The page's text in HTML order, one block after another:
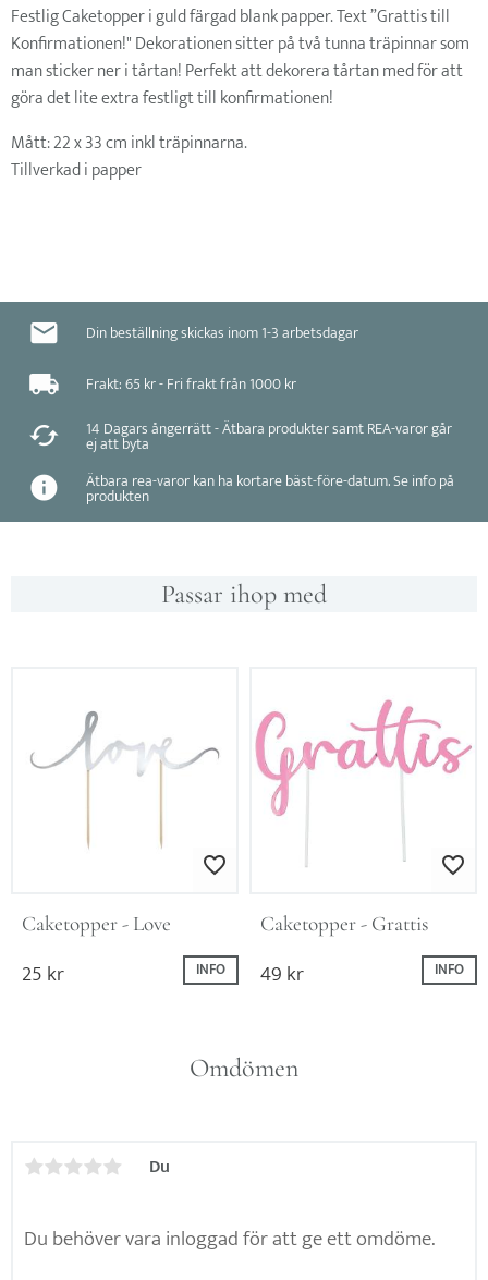
Festlig Caketopper i guld färgad blank papper. Text ”Grattis till
Konfirmationen!" Dekorationen sitter på två tunna träpinnar som
man sticker ner i tårtan! Perfekt att dekorera tårtan med för att
göra det lite extra festligt till konfirmationen!
Mått: 22 x 33 cm inkl träpinnarna.
Tillverkad i papper
Din beställning skickas inom 1-3 arbetsdagar
Frakt: 65 kr - Fri frakt från 1000 kr
14 Dagars ångerrätt - Ätbara produkter samt REA-varor går
ej att byta
Ätbara rea-varor kan ha kortare bäst-före-datum. Se info på
produkten
Omdömen
Du
Passar ihop med
Lägg till i favoriter
Caketopper - Love
25kr INFO
Lägg till i
Caketopper - Grattis
49kr INFO